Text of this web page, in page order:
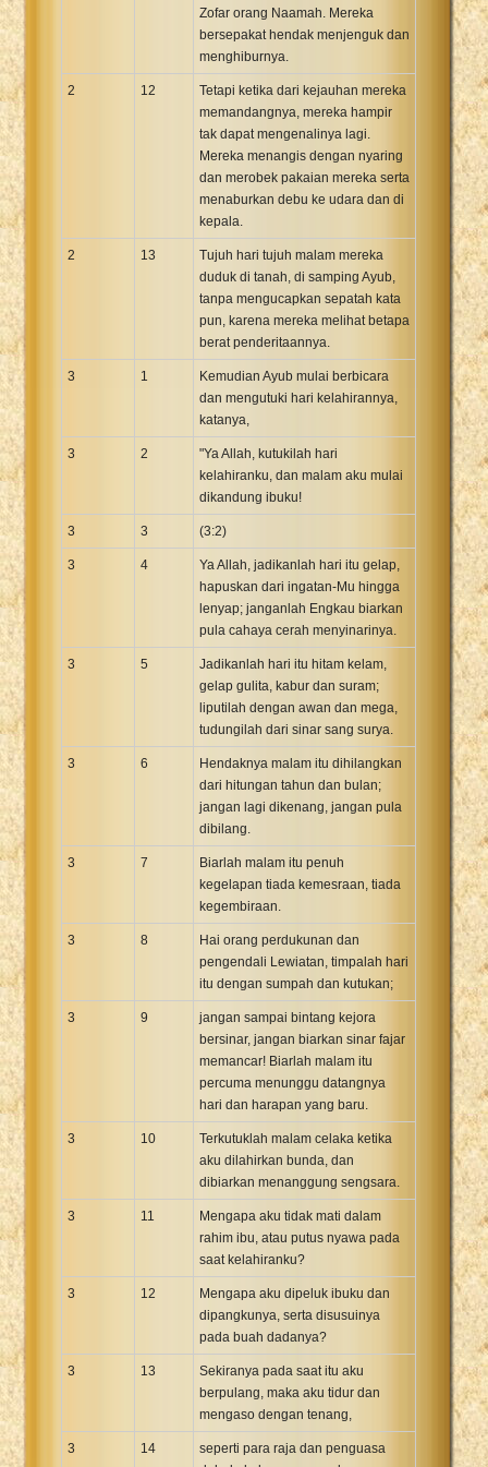
Zofar orang Naamah. Mereka
bersepakat hendak menjenguk dan
menghiburnya.
2 12
Tetapi ketika dari kejauhan mereka
memandangnya, mereka hampir
tak dapat mengenalinya lagi.
Mereka menangis dengan nyaring
dan merobek pakaian mereka serta
menaburkan debu ke udara dan di
kepala.
2 13
Tujuh hari tujuh malam mereka
duduk di tanah, di samping Ayub,
tanpa mengucapkan sepatah kata
pun, karena mereka melihat betapa
berat penderitaannya.
3 1
Kemudian Ayub mulai berbicara
dan mengutuki hari kelahirannya,
katanya,
3 2
"Ya Allah, kutukilah hari
kelahiranku, dan malam aku mulai
dikandung ibuku!
3 3 (3:2)
3 4
Ya Allah, jadikanlah hari itu gelap,
hapuskan dari ingatan-Mu hingga
lenyap; janganlah Engkau biarkan
pula cahaya cerah menyinarinya.
3 5
Jadikanlah hari itu hitam kelam,
gelap gulita, kabur dan suram;
liputilah dengan awan dan mega,
tudungilah dari sinar sang surya.
3 6
Hendaknya malam itu dihilangkan
dari hitungan tahun dan bulan;
jangan lagi dikenang, jangan pula
dibilang.
3 7
Biarlah malam itu penuh
kegelapan tiada kemesraan, tiada
kegembiraan.
3 8
Hai orang perdukunan dan
pengendali Lewiatan, timpalah hari
itu dengan sumpah dan kutukan;
3 9
jangan sampai bintang kejora
bersinar, jangan biarkan sinar fajar
memancar! Biarlah malam itu
percuma menunggu datangnya
hari dan harapan yang baru.
3 10
Terkutuklah malam celaka ketika
aku dilahirkan bunda, dan
dibiarkan menanggung sengsara.
3 11
Mengapa aku tidak mati dalam
rahim ibu, atau putus nyawa pada
saat kelahiranku?
3 12
Mengapa aku dipeluk ibuku dan
dipangkunya, serta disusuinya
pada buah dadanya?
3 13
Sekiranya pada saat itu aku
berpulang, maka aku tidur dan
mengaso dengan tenang,
3 14
seperti para raja dan penguasa